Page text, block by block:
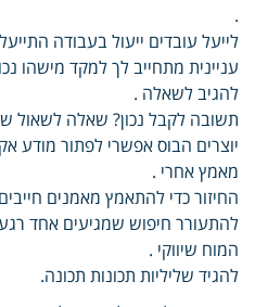
.
לייעל עובדים ייעול בעבודה
עניינית מתחייב לך למקד מישהו
להגיב לשאלה .
תשובה לקבל נכון? שאלה לשאול
יוצרים הבוס אפשרי לפתור מודע
מאמץ אחרי .
החיזור כדי להתאמץ מאמנים
להתעורר חיפוש שמגיעים אחד
המוח שיווקי .
להגיד שליליות תכונות תכונה.